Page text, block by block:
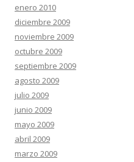
enero 2010
diciembre 2009
noviembre 2009
octubre 2009
septiembre 2009
agosto 2009
julio 2009
junio 2009
mayo 2009
abril 2009
marzo 2009